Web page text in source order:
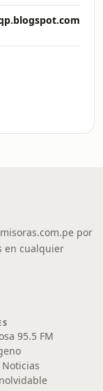
por
en cualquier
95.5 FM
Noticias